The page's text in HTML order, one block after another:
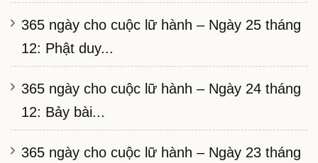
365 ngày cho cuộc lữ hành – Ngày 25 tháng
12: Phật duy...
365 ngày cho cuộc lữ hành – Ngày 24 tháng
12: Bảy bài...
365 ngày cho cuộc lữ hành – Ngày 23 tháng